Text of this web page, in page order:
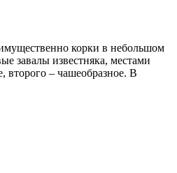
корки в небольшом
завалы известняка, местами
второго – чашеобразное. В